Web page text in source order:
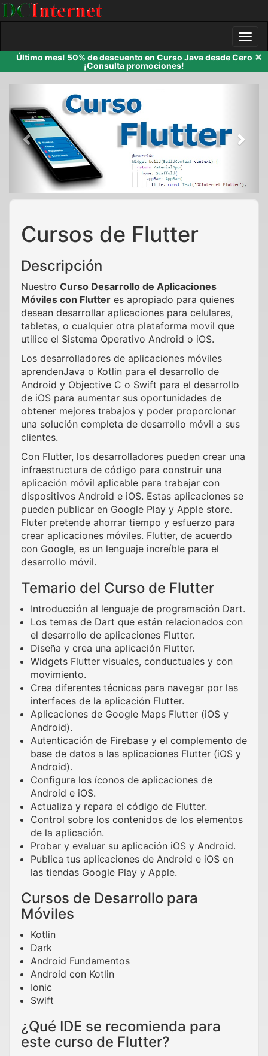
×
Último mes! 50% de descuento en Curso Java desde Cero
¡Consulta promociones!
Previous
Cursos de Flutter
Descripción
Nuestro Curso Desarrollo de Aplicaciones
Móviles con Flutter es apropiado para quienes
desean desarrollar aplicaciones para celulares,
tabletas, o cualquier otra plataforma movil que
utilice el Sistema Operativo Android o iOS.
Los desarrolladores de aplicaciones móviles
aprendenJava o Kotlin para el desarrollo de
Android y Objective C o Swift para el desarrollo
de iOS para aumentar sus oportunidades de
obtener mejores trabajos y poder proporcionar
una solución completa de desarrollo móvil a sus
clientes.
Con Flutter, los desarrolladores pueden crear una
infraestructura de código para construir una
aplicación móvil aplicable para trabajar con
dispositivos Android e iOS. Estas aplicaciones se
pueden publicar en Google Play y Apple store.
Fluter pretende ahorrar tiempo y esfuerzo para
crear aplicaciones móviles. Flutter, de acuerdo
con Google, es un lenguaje increíble para el
desarrollo móvil.
Temario del Curso de Flutter
Introducción al lenguaje de programación Dart.
Los temas de Dart que están relacionados con
el desarrollo de aplicaciones Flutter.
Diseña y crea una aplicación Flutter.
Widgets Flutter visuales, conductuales y con
movimiento.
Crea diferentes técnicas para navegar por las
interfaces de la aplicación Flutter.
Aplicaciones de Google Maps Flutter (iOS y
Android).
Autenticación de Firebase y el complemento de
base de datos a las aplicaciones Flutter (iOS y
Android).
Configura los íconos de aplicaciones de
Android e iOS.
Actualiza y repara el código de Flutter.
Control sobre los contenidos de los elementos
de la aplicación.
Probar y evaluar su aplicación iOS y Android.
Publica tus aplicaciones de Android e iOS en
las tiendas Google Play y Apple.
Cursos de Desarrollo para
Móviles
Kotlin
Dark
Android Fundamentos
Android con Kotlin
Ionic
Swift
¿Qué IDE se recomienda para
este curso de Flutter?